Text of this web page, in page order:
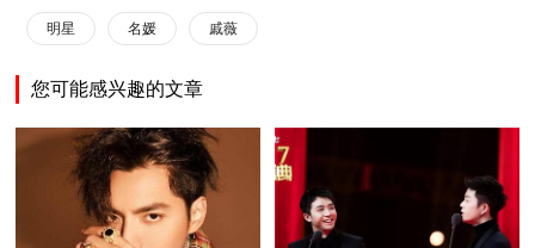
明星 名媛 戚薇
您可能感兴趣的文章